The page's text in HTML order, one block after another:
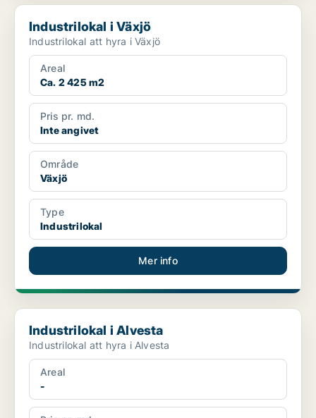
Industrilokal i Växjö
Industrilokal i Växjö
Industrilokal att hyra i Växjö
Areal
Ca. 2 425 m2
Pris pr. md.
Inte angivet
Område
Växjö
Type
Industrilokal
Mer info
Industrilokal i Alvesta
Industrilokal i Alvesta
Industrilokal att hyra i Alvesta
Areal
-